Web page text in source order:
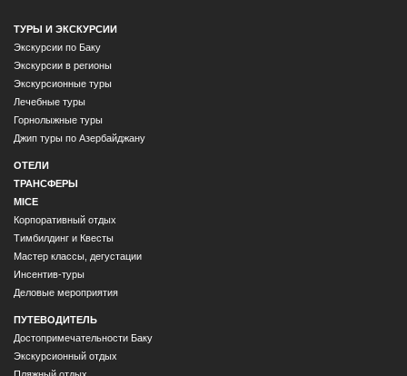
ТУРЫ И ЭКСКУРСИИ
Экскурсии по Баку
Экскурсии в регионы
Экскурсионные туры
Лечебные туры
Горнолыжные туры
Джип туры по Азербайджану
ОТЕЛИ
ТРАНСФЕРЫ
MICE
Корпоративный отдых
Тимбилдинг и Квесты
Мастер классы, дегустации
Инсентив-туры
Деловые мероприятия
ПУТЕВОДИТЕЛЬ
Достопримечательности Баку
Экскурсионный отдых